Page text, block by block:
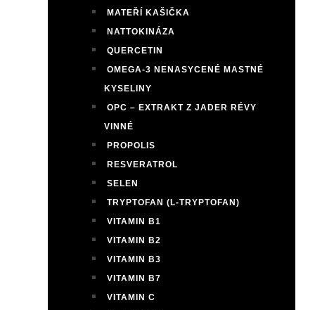
MATEŘÍ KAŠIČKA
NATTOKINÁZA
QUERCETIN
OMEGA-3 NENASYCENÉ MASTNÉ
KYSELINY
OPC – EXTRAKT Z JADER RÉVY
VINNÉ
PROPOLIS
RESVERATROL
SELEN
TRYPTOFAN (L-TRYPTOFAN)
VITAMIN B1
VITAMIN B2
VITAMIN B3
VITAMIN B7
VITAMIN C